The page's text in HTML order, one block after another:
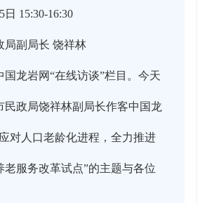
日 15:30-16:30
局副局长 饶祥林
国龙岩网“在线访谈”栏目。今天
民政局饶祥林副局长作客中国龙
对人口老龄化进程，全力推进
老服务改革试点”的主题与各位